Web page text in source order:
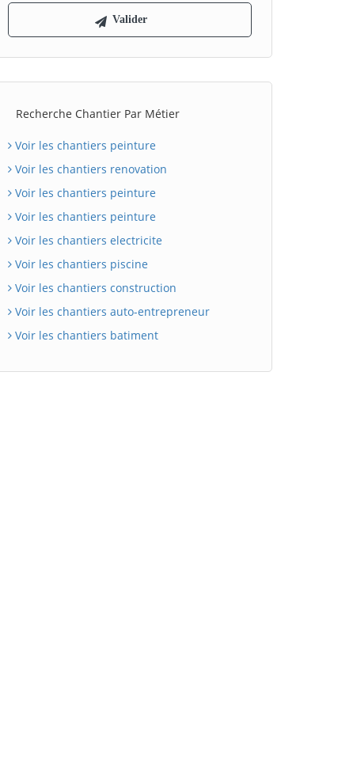
Recherche Chantier Par Métier
Voir les chantiers peinture
Voir les chantiers renovation
Voir les chantiers peinture
Voir les chantiers peinture
Voir les chantiers electricite
Voir les chantiers piscine
Voir les chantiers construction
Voir les chantiers auto-entrepreneur
Voir les chantiers batiment